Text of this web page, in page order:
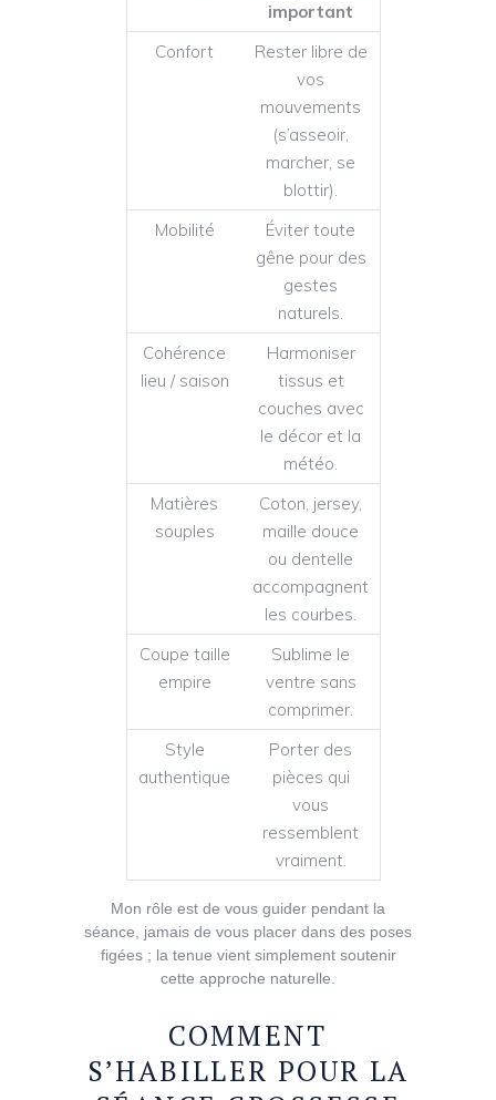
important
Confort
Rester libre de
vos
mouvements
(s’asseoir,
marcher, se
blottir).
Mobilité
Éviter toute
gêne pour des
gestes
naturels.
Cohérence
lieu / saison
Harmoniser
tissus et
couches avec
le décor et la
météo.
Matières
souples
Coton, jersey,
maille douce
ou dentelle
accompagnent
les courbes.
Coupe taille
empire
Sublime le
ventre sans
comprimer.
Style
authentique
Porter des
pièces qui
vous
ressemblent
vraiment.
Mon rôle est de vous guider pendant la
séance, jamais de vous placer dans des poses
figées ; la tenue vient simplement soutenir
cette approche naturelle.
COMMENT
S’HABILLER POUR LA